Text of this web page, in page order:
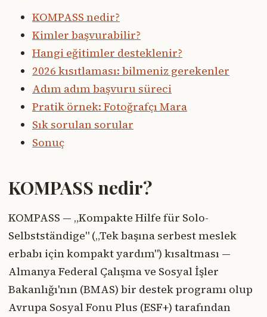
KOMPASS nedir?
Kimler başvurabilir?
Hangi eğitimler desteklenir?
2026 kısıtlaması: bilmeniz gerekenler
Adım adım başvuru süreci
Pratik örnek: Fotoğrafçı Mara
Sık sorulan sorular
Sonuç
KOMPASS nedir?
KOMPASS — „Kompakte Hilfe für Solo-
Selbstständige" („Tek başına serbest meslek
erbabı için kompakt yardım") kısaltması —
Almanya Federal Çalışma ve Sosyal İşler
Bakanlığı'nın (BMAS) bir destek programı olup
Avrupa Sosyal Fonu Plus (ESF+) tarafından